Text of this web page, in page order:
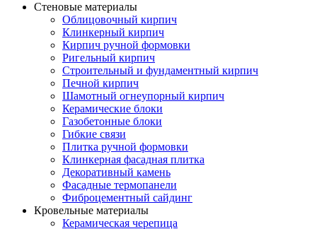
Стеновые материалы
Облицовочный кирпич
Клинкерный кирпич
Кирпич ручной формовки
Ригельный кирпич
Строительный и фундаментный кирпич
Печной кирпич
Шамотный огнеупорный кирпич
Керамические блоки
Газобетонные блоки
Гибкие связи
Плитка ручной формовки
Клинкерная фасадная плитка
Декоративный камень
Фасадные термопанели
Фиброцементный сайдинг
Кровельные материалы
Керамическая черепица